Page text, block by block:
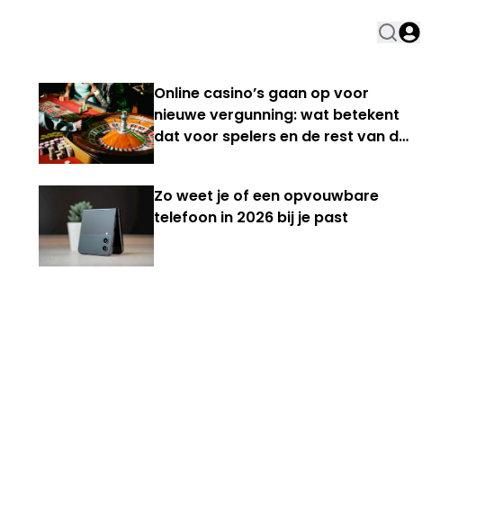
Online casino’s gaan op voor
nieuwe vergunning: wat betekent
dat voor spelers en de rest van de
Zo weet je of een opvouwbare
telefoon in 2026 bij je past